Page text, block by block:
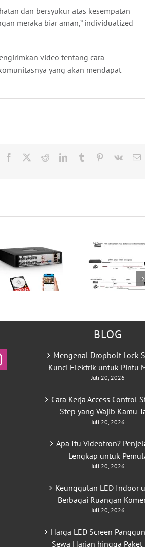
dan bersyukur atas kesempatan
meraka biar aman,” individualized
video tentang cara
yang akan mendapat
Facebook RedditLinkedInTumblr Pinterest
Vk
BLOG
Mengenal Dropbolt Lock
Kunci Elektrik untuk Pintu
Juli 20, 2026
Cara Kerja Access Control
Step yang Wajib Kamu
Juli 20, 2026
Apa Itu Videotron?
Lengkap untuk
Juli 20, 2026
Keunggulan LED Indoor
Berbagai Ruangan
Juli 20, 2026
Harga LED Screen
Sewa Harian hingga Paket